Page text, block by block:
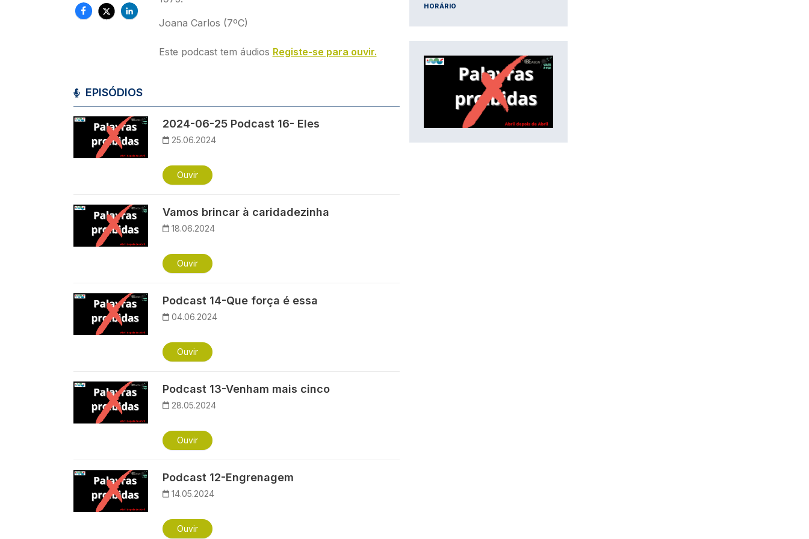
Joana Carlos (7ºC)
Este podcast tem áudios Registe-se para ouvir.
EPISÓDIOS
Imagem 2024-06-25 Podcast 16- Eles
25.06.2024
Ouvir
Imagem Vamos brincar à caridadezinha
18.06.2024
Ouvir
Imagem Podcast 14-Que força é essa
04.06.2024
Ouvir
Imagem Podcast 13-Venham mais cinco
28.05.2024
Ouvir
Imagem Podcast 12-Engrenagem
14.05.2024
Ouvir
HORÁRIO
IMAGEM